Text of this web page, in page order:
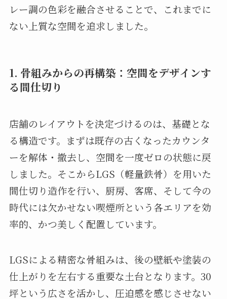
レー調の色彩を融合させることで、これまでに
ない上質な空間を追求しました。
1. 骨組みからの再構築：空間をデザインす
る間仕切り
店舗のレイアウトを決定づけるのは、基礎とな
る構造です。まずは既存の古くなったカウンタ
ーを解体・撤去し、空間を一度ゼロの状態に戻
しました。そこからLGS（軽量鉄骨）を用いた
間仕切り造作を行い、厨房、客席、そして今の
時代には欠かせない喫煙所という各エリアを効
率的、かつ美しく配置しています。
LGSによる精密な骨組みは、後の壁紙や塗装の
仕上がりを左右する重要な土台となります。30
坪という広さを活かし、圧迫感を感じさせない